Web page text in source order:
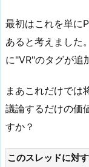
最初はこれを単に
あると考えました
に"VR"のタグが追
まあこれだけでは
議論するだけの価
すか？
このスレッドに対